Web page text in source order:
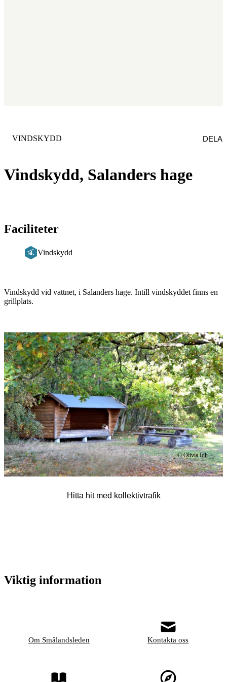
Vindskydd, Salanders hage
KATEGORI:
VINDSKYDD DELA
Faciliteter
Vindskydd
Vindskydd vid vattnet, i Salanders hage. Intill vindskyddet finns en
grillplats.
Bildspel
med
bilder
© Olivia Idh
Hitta hit med kollektivtrafik
Viktig information
Om Smålandsleden Kontakta oss